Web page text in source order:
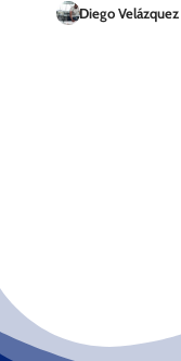
Diego Velázquez